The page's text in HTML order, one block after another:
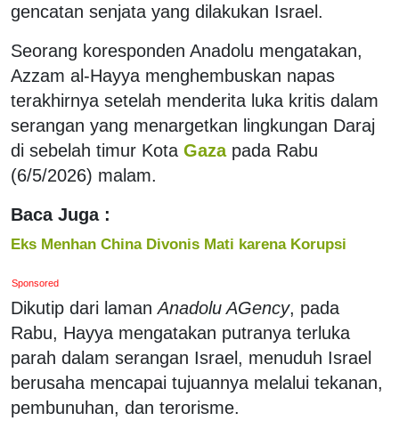
gencatan senjata yang dilakukan Israel.
Seorang koresponden Anadolu mengatakan,
Azzam al-Hayya menghembuskan napas
terakhirnya setelah menderita luka kritis dalam
serangan yang menargetkan lingkungan Daraj
di sebelah timur Kota Gaza pada Rabu
(6/5/2026) malam.
Baca Juga :
Eks Menhan China Divonis Mati karena Korupsi
Sponsored
Dikutip dari lamanAnadolu AGency, pada
Rabu, Hayya mengatakan putranya terluka
parah dalam serangan Israel, menuduh Israel
berusaha mencapai tujuannya melalui tekanan,
pembunuhan, dan terorisme.